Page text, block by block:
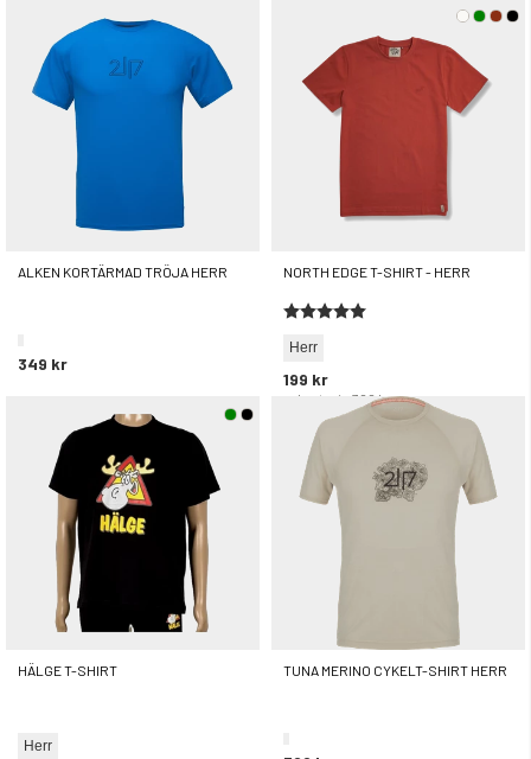
ALKEN KORTÄRMAD TRÖJA HERR
349 kr
NORTH EDGE T-SHIRT - HERR
Herr
199 kr
rek. utpris 399 kr
Betyg:
5.0 utav 5 stjärnor
HÄLGE T-SHIRT
Herr
TUNA MERINO CYKELT-SHIRT HERR